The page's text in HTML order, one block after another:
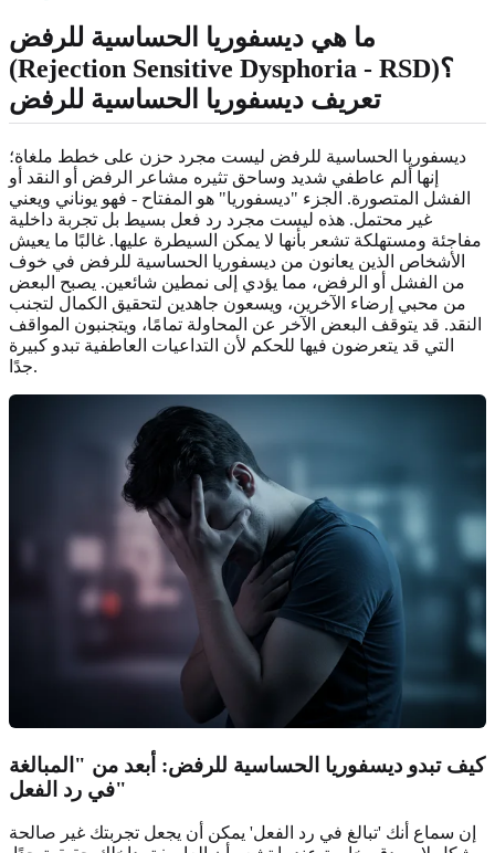
ما هي ديسفوريا الحساسية للرفض
(Rejection Sensitive Dysphoria - RSD)؟
تعريف ديسفوريا الحساسية للرفض
ديسفوريا الحساسية للرفض ليست مجرد حزن على خطط ملغاة؛
إنها ألم عاطفي شديد وساحق تثيره مشاعر الرفض أو النقد أو
الفشل المتصورة. الجزء "ديسفوريا" هو المفتاح - فهو يوناني ويعني
غير محتمل. هذه ليست مجرد رد فعل بسيط بل تجربة داخلية
مفاجئة ومستهلكة تشعر بأنها لا يمكن السيطرة عليها. غالبًا ما يعيش
الأشخاص الذين يعانون من ديسفوريا الحساسية للرفض في خوف
من الفشل أو الرفض، مما يؤدي إلى نمطين شائعين. يصبح البعض
من محبي إرضاء الآخرين، ويسعون جاهدين لتحقيق الكمال لتجنب
النقد. قد يتوقف البعض الآخر عن المحاولة تمامًا، ويتجنبون المواقف
التي قد يتعرضون فيها للحكم لأن التداعيات العاطفية تبدو كبيرة
جدًا.
كيف تبدو ديسفوريا الحساسية للرفض: أبعد من "المبالغة
في رد الفعل"
إن سماع أنك 'تبالغ في رد الفعل' يمكن أن يجعل تجربتك غير صالحة